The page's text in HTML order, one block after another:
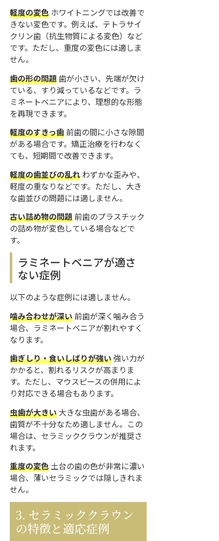
軽度の変色 ホワイトニングでは改善で
きない変色です。例えば、テトラサイ
クリン歯（抗生物質による変色）など
です。ただし、重度の変色には適しま
せん。
歯の形の問題歯が小さい、先端が欠け
ている、すり減っているなどです。ラ
ミネートベニアにより、理想的な形態
を再現できます。
軽度のすきっ歯前歯の間に小さな隙間
がある場合です。矯正治療を行わなく
ても、短期間で改善できます。
軽度の歯並びの乱れ わずかな歪みや、
軽度の重なりなどです。ただし、大き
な歯並びの問題には適しません。
古い詰め物の問題前歯のプラスチック
の詰め物が変色している場合などで
す。
ラミネートベニアが適さ
ない症例
以下のような症例には適しません。
噛み合わせが深い前歯が深く噛み合う
場合、ラミネートベニアが割れやすく
なります。
歯ぎしり・食いしばりが強い強い力が
かかると、割れるリスクが高まりま
す。ただし、マウスピースの併用によ
り対応できる場合もあります。
虫歯が大きい 大きな虫歯がある場合、
歯質が不十分なため適しません。この
場合は、セラミッククラウンが推奨さ
れます。
重度の変色土台の歯の色が非常に濃い
場合、薄いセラミックでは隠しきれま
せん。
3. セラミッククラウン
の特徴と適応症例